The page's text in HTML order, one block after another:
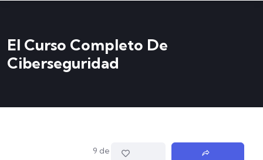
El Curso Completo De
Ciberseguridad
9 de